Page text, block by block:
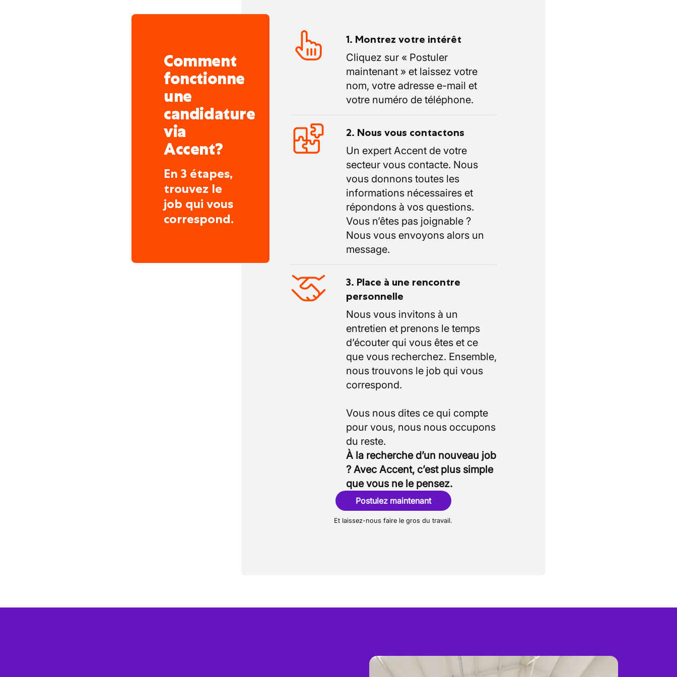
Comment
fonctionne
une
candidature
via
Accent?
En 3 étapes,
trouvez le
job qui vous
correspond.
1. Montrez votre intérêt
Cliquez sur « Postuler
maintenant » et laissez votre
nom, votre adresse e-mail et
votre numéro de téléphone.
2. Nous vous contactons
Un expert Accent de votre
secteur vous contacte. Nous
vous donnons toutes les
informations nécessaires et
répondons à vos questions.
Vous n’êtes pas joignable ?
Nous vous envoyons alors un
message.
3. Place à une rencontre
personnelle
Nous vous invitons à un
entretien et prenons le temps
d’écouter qui vous êtes et ce
que vous recherchez. Ensemble,
nous trouvons le job qui vous
correspond.
Vous nous dites ce qui compte
pour vous, nous nous occupons
À la recherche d’un nouveau job
? Avec Accent, c’est plus simple
que vous ne le pensez.
Postulez maintenant
Et laissez-nous faire le gros du travail.